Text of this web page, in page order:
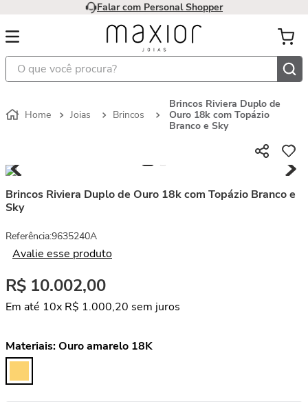
Falar com Personal Shopper
O que você procura?
Joias Brincos
Brincos Riviera Duplo de
Ouro 18k com Topázio
Branco e Sky
Brincos Riviera Duplo de Ouro 18k com Topázio Branco e
Sky
Referência:9635240A
Avalie esse produto
R$ 10.002,00
Em até 10x R$ 1.000,20 sem juros
Materiais:Ouro amarelo 18K